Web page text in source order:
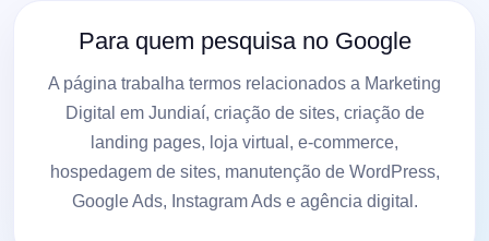
Para quem pesquisa no Google
A página trabalha termos relacionados a Marketing
Digital em Jundiaí, criação de sites, criação de
landing pages, loja virtual, e-commerce,
hospedagem de sites, manutenção de WordPress,
Google Ads, Instagram Ads e agência digital.